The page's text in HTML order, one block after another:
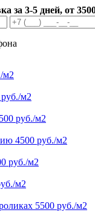
за 3-5 дней, от
м2
м2
руб./м2
4500 руб./м2
руб./м2
м2
5500 руб./м2